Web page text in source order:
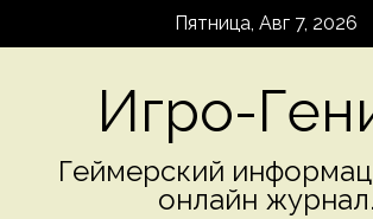
Пятница, Авг 7, 2026
Игро-
Геймерский
онлайн журнал.